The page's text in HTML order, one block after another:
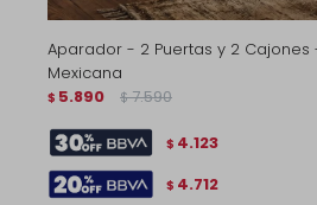
Aparador - 2 Puertas y 2 Cajones
Mexicana
$ 5.890 $ 7.590
$ 4.123
$ 4.712